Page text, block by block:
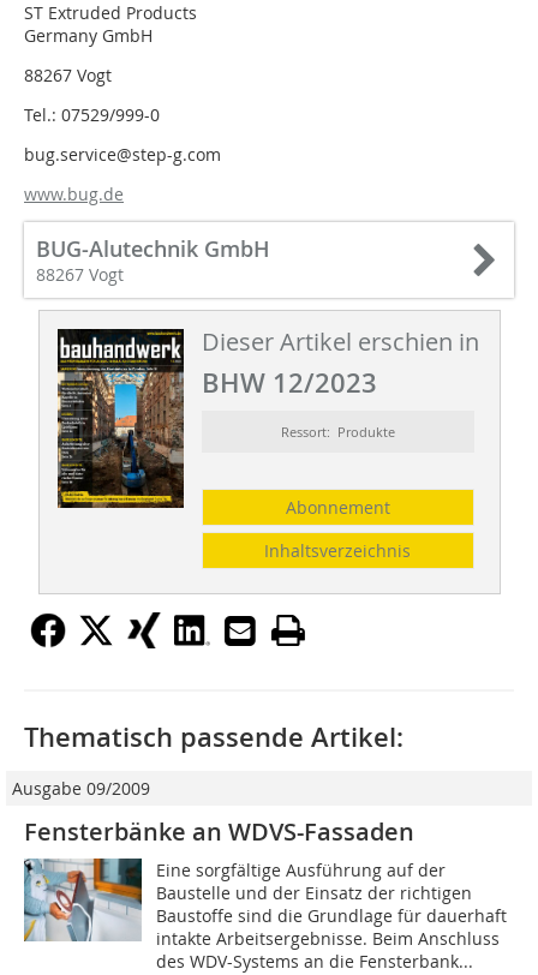
ST Extruded Products
Germany GmbH
88267 Vogt
Tel.: 07529/999-0
bug.service@step-g.com
www.bug.de
BUG-Alutechnik GmbH
88267 Vogt
Dieser Artikel erschien in
BHW 12/2023
Ressort: Produkte
Abonnement
Inhaltsverzeichnis
Thematisch passende Artikel:
Ausgabe 09/2009
Fensterbänke an WDVS-Fassaden
Eine sorgfältige Ausführung auf der
Baustelle und der Einsatz der richtigen
Baustoffe sind die Grundlage für dauerhaft
intakte Arbeitsergebnisse. Beim Anschluss
des WDV-Systems an die Fensterbank...